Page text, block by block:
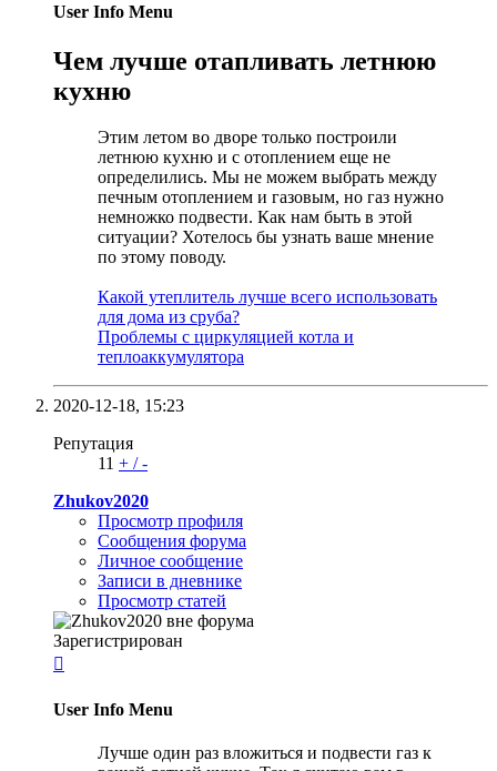
User Info Menu
Чем лучше отапливать летнюю
кухню
Этим летом во дворе только построили
летнюю кухню и с отоплением еще не
определились. Мы не можем выбрать между
печным отоплением и газовым, но газ нужно
немножко подвести. Как нам быть в этой
ситуации? Хотелось бы узнать ваше мнение
по этому поводу.
Какой утеплитель лучше всего использовать
для дома из сруба?
Проблемы с циркуляцией котла и
теплоаккумулятора
2020-12-18, 15:23
Репутация
11 + /-
Zhukov2020
Просмотр профиля
Сообщения форума
Личное сообщение
Записи в дневнике
Просмотр статей
Зарегистрирован

User Info Menu
Лучше один раз вложиться и подвести газ к